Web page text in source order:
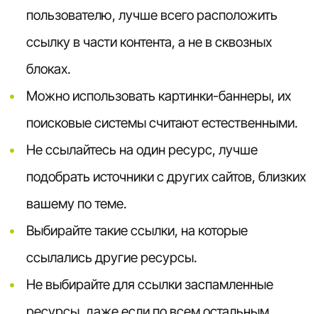
пользователю, лучше всего расположить
ссылку в части контента, а не в сквозных
блоках.
Можно использовать картинки-баннеры, их
поисковые системы считают естественными.
Не ссылайтесь на один ресурс, лучше
подобрать источники с других сайтов, близких
вашему по теме.
Выбирайте такие ссылки, на которые
ссылались другие ресурсы.
Не выбирайте для ссылки заспамленные